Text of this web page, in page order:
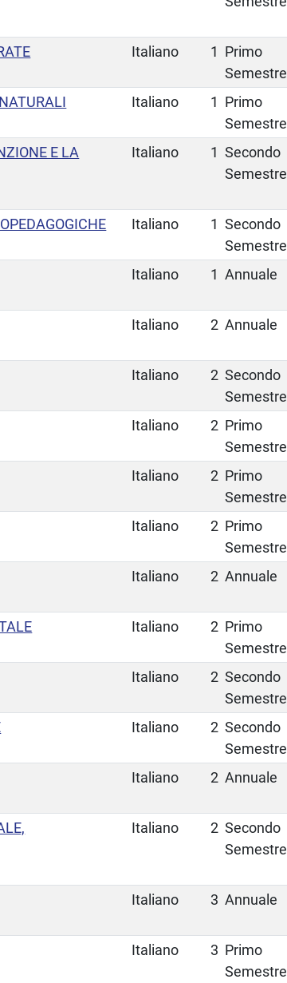
Italiano 1 Primo
Semestre
Italiano 1 Primo
Semestre
E LA
Italiano 1 Secondo
Semestre
Italiano 1 Secondo
Semestre
Italiano 1 Annuale
Italiano 2 Annuale
Italiano 2 Secondo
Semestre
Italiano 2 Primo
Semestre
Italiano 2 Primo
Semestre
Italiano 2 Primo
Semestre
Italiano 2 Annuale
Italiano 2 Primo
Semestre
Italiano 2 Secondo
Semestre
Italiano 2 Secondo
Semestre
Italiano 2 Annuale
Italiano 2 Secondo
Semestre
Italiano 3 Annuale
Italiano 3 Primo
Semestre